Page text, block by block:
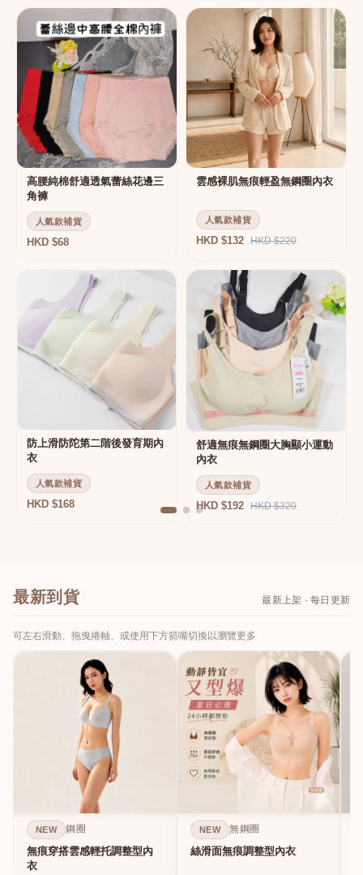
高腰純棉舒適透氣蕾絲花邊三
角褲
人氣款補貨
HKD $68
雲感裸肌無痕輕盈無鋼圈內衣
人氣款補貨
HKD $132 HKD $220
防上滑防陀第二階後發育期內
衣
人氣款補貨
HKD $168
舒適無痕無鋼圈大胸顯小運動
內衣
人氣款補貨
HKD $192 HKD $320
最新到貨 最新上架 · 每日更新
可左右滑動、拖曳捲軸、或使用下方箭嘴切換以瀏覽更多
NEW 鋼圈
無痕穿搭雲感輕托調整型內
衣
NEW 無鋼圈
絲滑面無痕調整型內衣